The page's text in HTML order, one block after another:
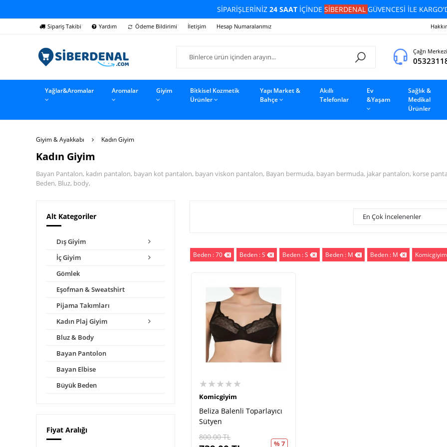
SİPARİŞLERİNİZ 24 SAATİÇİNDE SİBERDENAL GÜVENCESİ İLE
Sipariş Takibi Yardım Ödeme Bildirimi İletişim Hesap Numaralarımız
Çağrı Merkezi
Yağlar&Aromalar Aromalar Giyim
Bitkisel Kozmetik
Ürünler
Yapı Market &
Bahçe
Akıllı
Telefonlar
Ev
&Yaşam
Sağlık &
Medikal
Ürünler
Giyim & Ayakkabı Kadın Giyim
Kadın Giyim
Bayan Pantalon, kadın pantalon, bayan kot pantalon, bayan viskon pantalon, Bayan bermuda, bayan bermuda, jakar pantalon, korse
Beden, Bluz, body,
Alt Kategoriler
Dış Giyim
İç Giyim
Gömlek
Eşofman & Sweatshirt
Pijama Takımları
Kadın Plaj Giyim
Bluz & Body
Bayan Pantolon
Bayan Elbise
Büyük Beden
Fiyat Aralığı
En Çok İncelenenler
Beden : 70 Beden : S Beden : S Beden : M Beden : M Komicgiyim
★★★★★
Komicgiyim
Beliza Balenli Toparlayıcı
Sütyen
800.00TL
% 7